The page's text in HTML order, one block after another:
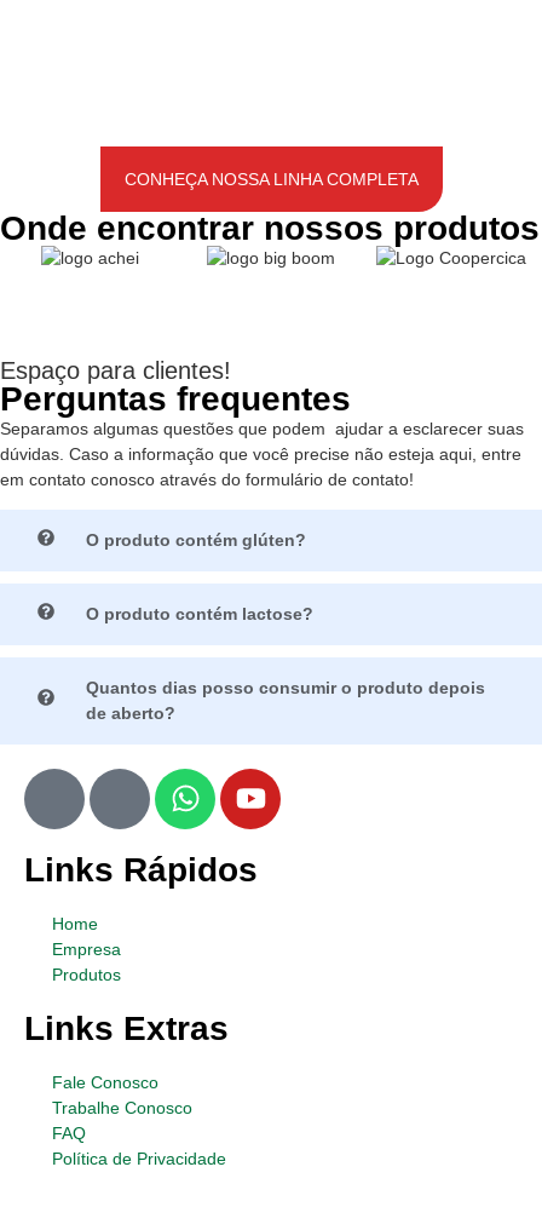
CONHEÇA NOSSA LINHA COMPLETA
Onde encontrar nossos produtos
Espaço para clientes!
Perguntas frequentes
Separamos algumas questões que podem ajudar a esclarecer suas
dúvidas. Caso a informação que você precise não esteja aqui, entre
em contato conosco através do formulário de contato!
O produto contém glúten?
O produto contém lactose?
Quantos dias posso consumir o produto depois
de aberto?
Links Rápidos
Home
Empresa
Produtos
Links Extras
Fale Conosco
Trabalhe Conosco
FAQ
Política de Privacidade